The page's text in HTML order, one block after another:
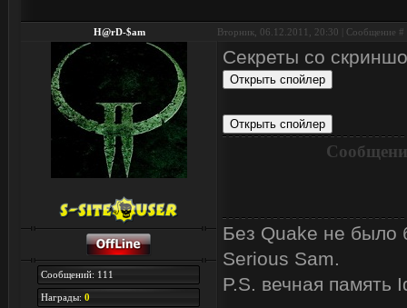
H@rD-$am Вторник, 06.12.2011, 20:30 | Сообщение #
Сообщений: 111
Награды: 0
Секреты со
Без Quake не было
Serious Sam.
P.S. вечная память